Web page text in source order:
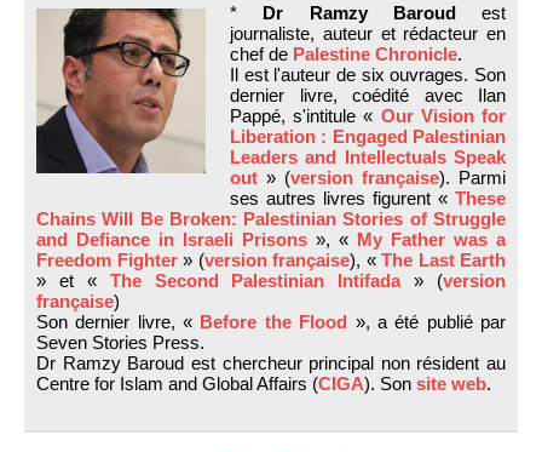
* Dr Ramzy Baroudest
journaliste, auteur et rédacteur en
chef de Palestine Chronicle.
Il est l'auteur de six ouvrages. Son
dernier livre, coédité avec Ilan
Pappé, s'intitule « Our Vision for
Liberation : Engaged Palestinian
Leaders and Intellectuals Speak
out » (version française). Parmi
ses autres livres figurent « These
Chains Will Be Broken: Palestinian Stories of Struggle
and Defiance in Israeli Prisons », « My Father was a
Freedom Fighter» (version française), « The Last Earth
» et « The Second Palestinian Intifada» (version
française)
Son dernier livre, « Before the Flood », a été publié par
Seven Stories Press.
Dr Ramzy Baroud est chercheur principal non résident au
Centre for Islam and Global Affairs (CIGA). Son site web.